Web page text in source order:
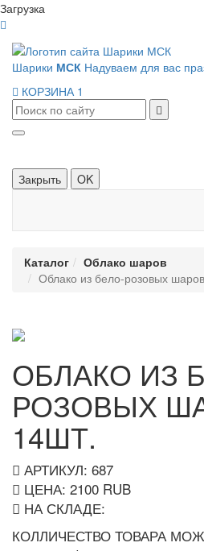
Загрузка
Шарики МСК Надуваем для вас
КОРЗИНА 1
Закрыть OK
Каталог
Облако шаров
Облако из бело-розовых
ОБЛАКО ИЗ
РОЗОВЫХ
14ШТ.
АРТИКУЛ: 687
ЦЕНА: 2100 RUB
НА СКЛАДЕ:
КОЛЛИЧЕСТВО ТОВАРА